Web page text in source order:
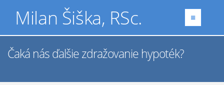
Milan Šiška, RSc.
Čaká nás ďalšie zdražovanie hypoték?